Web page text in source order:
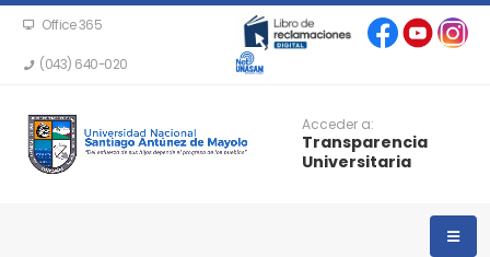
Office 365
(043) 640-020
Acceder a:
Transparencia
Universitaria